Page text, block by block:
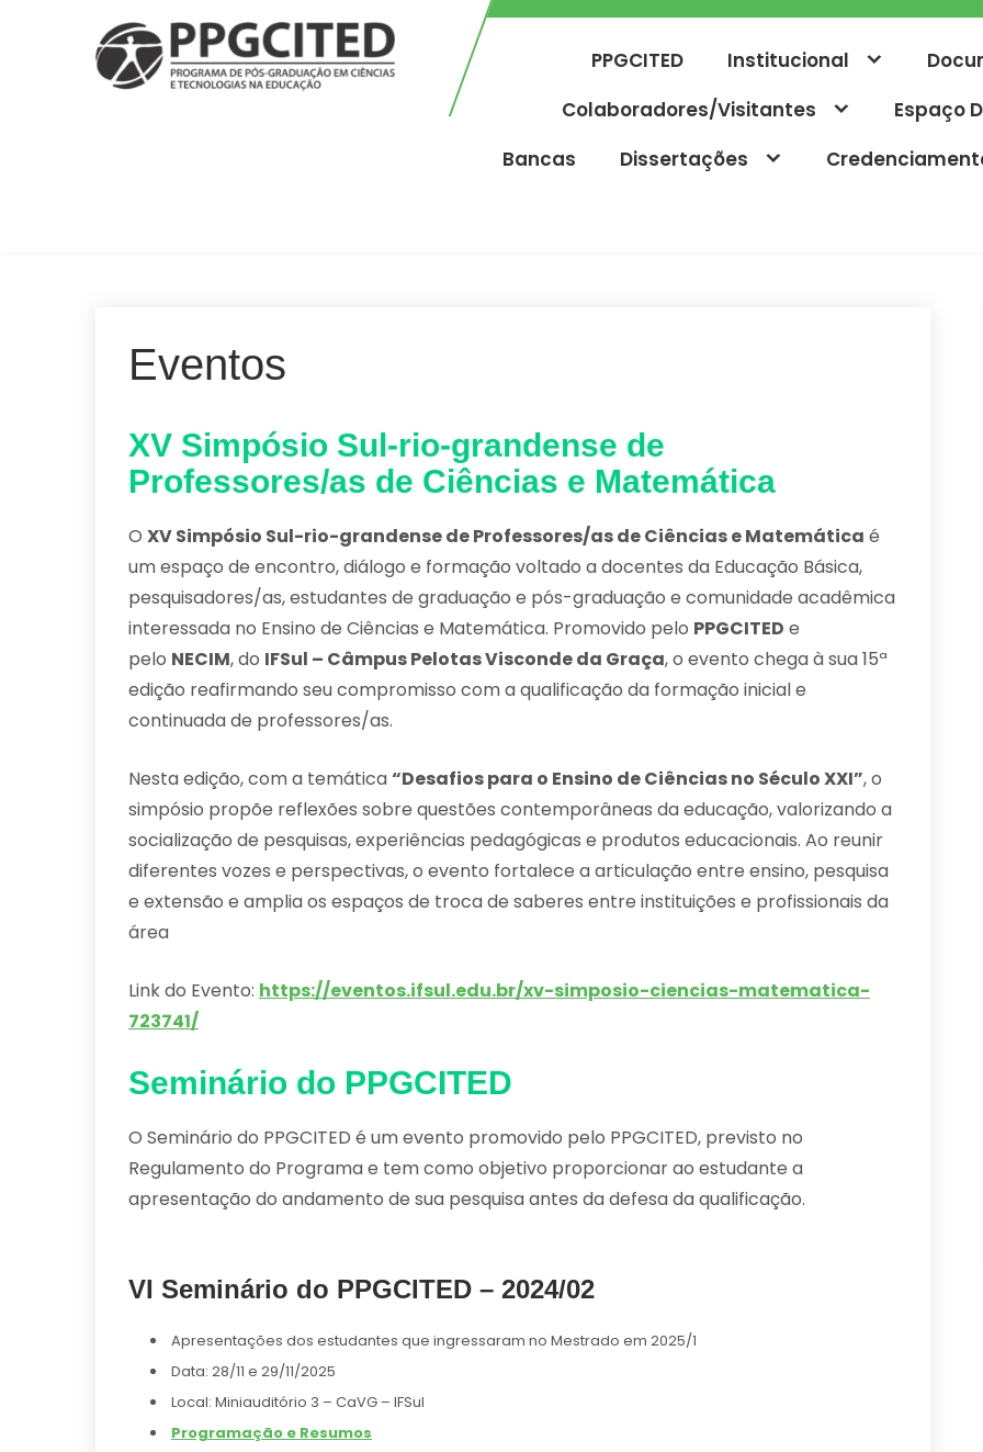
PPGCITED Institucional
Colaboradores/Visitantes
Espaço
Bancas
Dissertações
Eventos
XV Simpósio Sul-rio-grandense de
Professores/as de Ciências e Matemática
O XV Simpósio Sul-rio-grandense de Professores/as de Ciências e Matemática é
um espaço de encontro, diálogo e formação voltado a docentes da Educação Básica,
pesquisadores/as, estudantes de graduação e pós-graduação e comunidade acadêmica
interessada no Ensino de Ciências e Matemática. Promovido pelo PPGCITED e
pelo NECIM, do IFSul – Câmpus Pelotas Visconde da Graça, o evento chega à sua 15ª
edição reafirmando seu compromisso com a qualificação da formação inicial e
continuada de professores/as.
Nesta edição, com a temática“Desafios para o Ensino de Ciências no Século XXI”, o
simpósio propõe reflexões sobre questões contemporâneas da educação, valorizando a
socialização de pesquisas, experiências pedagógicas e produtos educacionais. Ao reunir
diferentes vozes e perspectivas, o evento fortalece a articulação entre ensino, pesquisa
e extensão e amplia os espaços de troca de saberes entre instituições e profissionais da
área
Link do Evento: https://eventos.ifsul.edu.br/xv-simposio-ciencias-matematica-
723741/
Seminário do PPGCITED
O Seminário do PPGCITED é um evento promovido pelo PPGCITED, previsto no
Regulamento do Programa e tem como objetivo proporcionar ao estudante a
apresentação do andamento de sua pesquisa antes da defesa da qualificação.
VI Seminário do PPGCITED – 2024/02
Apresentações dos estudantes que ingressaram no Mestrado em 2025/1
Data: 28/11 e 29/11/2025
Local: Miniauditório 3 – CaVG – IFSul
Programação e Resumos